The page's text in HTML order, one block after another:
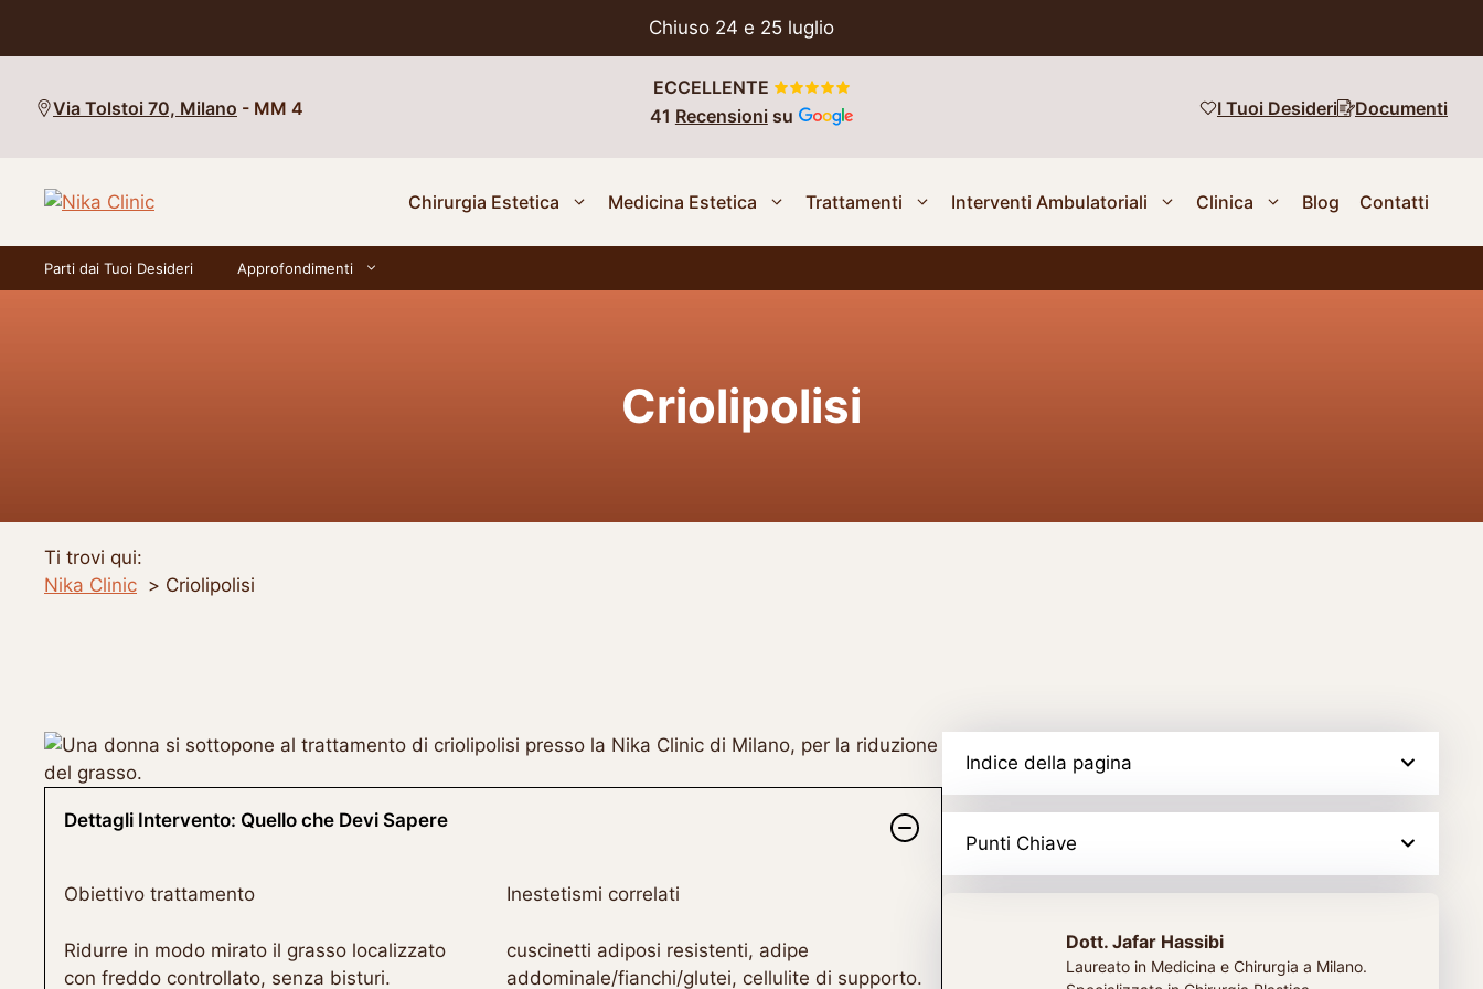
Chiuso 24 e 25 luglio
contenuto
Via Tolstoi 70, Milano - MM 4
ECCELLENTE
41 Recensioni su I Tuoi Desideri Documenti
Chirurgia Estetica Medicina Estetica Trattamenti Interventi Ambulatoriali Clinica Blog Contatti
Parti dai Tuoi Desideri Approfondimenti
Criolipolisi
Ti trovi qui:
Nika Clinic
Criolipolisi
Dettagli Intervento: Quello che Devi Sapere
Obiettivo trattamento
Ridurre in modo mirato il grasso localizzato
con freddo controllato, senza bisturi.
Inestetismi correlati
cuscinetti adiposi resistenti, adipe
addominale/fianchi/glutei, cellulite di supporto.
Indice della pagina
Punti Chiave
Dott. Jafar Hassibi
Laureato in Medicina e Chirurgia a Milano.